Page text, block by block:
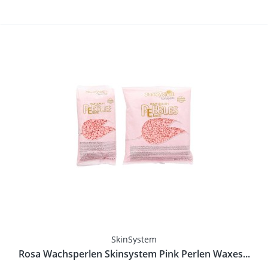
SkinSystem
Rosa Wachsperlen Skinsystem Pink Perlen Waxes...